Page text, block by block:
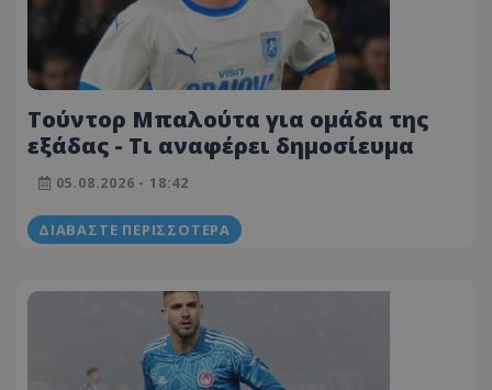
Τούντορ Μπαλούτα για ομάδα της
εξάδας - Τι αναφέρει δημοσίευμα
05.08.2026 - 18:42
ΔΙΑΒΆΣΤΕ ΠΕΡΙΣΣΌΤΕΡΑ